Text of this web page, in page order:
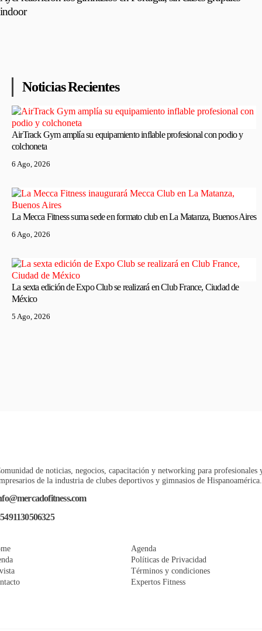
indoor
Noticias Recientes
AirTrack Gym amplía su equipamiento inflable profesional con podio y
colchoneta
6 Ago, 2026
La Mecca Fitness suma sede en formato club en La Matanza, Buenos Aires
6 Ago, 2026
La sexta edición de Expo Club se realizará en Club France, Ciudad de
México
5 Ago, 2026
de noticias, negocios, capacitación y networking para profesionales
de la industria de clubes deportivos y gimnasios de Hispanoamérica.
Agenda
Políticas de Privacidad
Términos y condiciones
Expertos Fitness